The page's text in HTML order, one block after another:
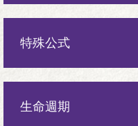
玩具犬
乾糧
特殊公式
乾燥肉類
生命週期